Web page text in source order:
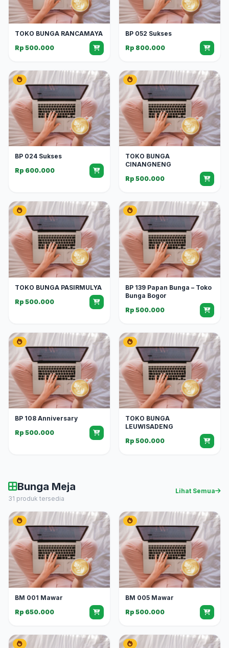
TOKO BUNGA RANCAMAYA
Rp 500.000
BP 052 Sukses
Rp 800.000
BP 024 Sukses
Rp 600.000
TOKO BUNGA
CINANGNENG
Rp 500.000
TOKO BUNGA PASIRMULYA
Rp 500.000
BP 139 Papan Bunga – Toko
Bunga Bogor
Rp 500.000
BP 108 Anniversary
Rp 500.000
TOKO BUNGA
LEUWISADENG
Rp 500.000
Bunga Meja
31 produk tersedia
Lihat Semua
BM 001 Mawar
Rp 650.000
BM 005 Mawar
Rp 500.000